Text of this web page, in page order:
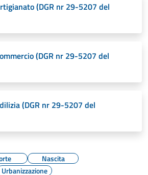
(DGR nr 29-5207 del
(DGR nr 29-5207 del
(DGR nr 29-5207 del
Nascita
Urbanizzazione